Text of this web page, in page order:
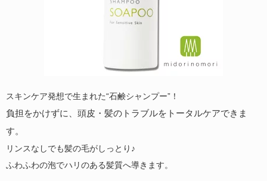
スキンケア発想で生まれた“石鹸シャンプー”！
負担をかけずに、頭皮・髪のトラブルをトータルケアできま
す。
リンスなしでも髪の毛がしっとり♪
ふわふわの泡でハリのある髪質へ導きます。